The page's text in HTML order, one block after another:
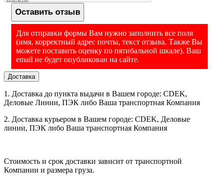
Ручной считыватель обладает надежным корпусом.
устройства сделан из АВС-пластика и поликарбоната.Он
выдерживает падения с высоты стола (до 1,5 м).Благодаря
эргономичной форме, он хорошо ложится в руку. Габариты
корпуса: 170х90х70 мм. Прибор весит всего 132 грамма.
Корпус защищает электронику от ударов, от пыли и влаги.
Степень защиты корпуса: IP54.
Основные характеристики
1. Скорость: до 100 сканов за 1 сек.
4. Минимальная контрастность: 20%.
MIL
Минимальное
разрешение
сканирования
3,9 MIL
Поддерживаемые
1D штрих-коды
UPC; EAN; Code128; Code 39; Code 93;
Code11; Matrix 2 of 5; Interleaved 2 of 5;
Codabar;MSI Plessey; GS1 DataBar; China
2D штрих-коды
Maxicode; QR Code; MicroQR; Aztec;
Hanxin
Честный Знак
Да
Поддержка
визуальная
индикация
Да
Оставить отзыв
Для отправки формы Вам нужно заполнить все поля
(имя, корректный адрес почты, текст отзыва. Также Вы
можете поставить оценку по пятибальной шкале). Ваш
email не будет опубликован на сайте.
Доставка
1. Доставка до пункта выдачи в Вашем городе: CDEK,
Деловые Линии, ПЭК либо Ваша транспортная Компания
2. Доставка курьером в Вашем городе: CDEK, Деловые
линии, ПЭК либо Ваша транспортная Компания
Стоимость и срок доставки зависит от транспортной
Компании и размера груза.